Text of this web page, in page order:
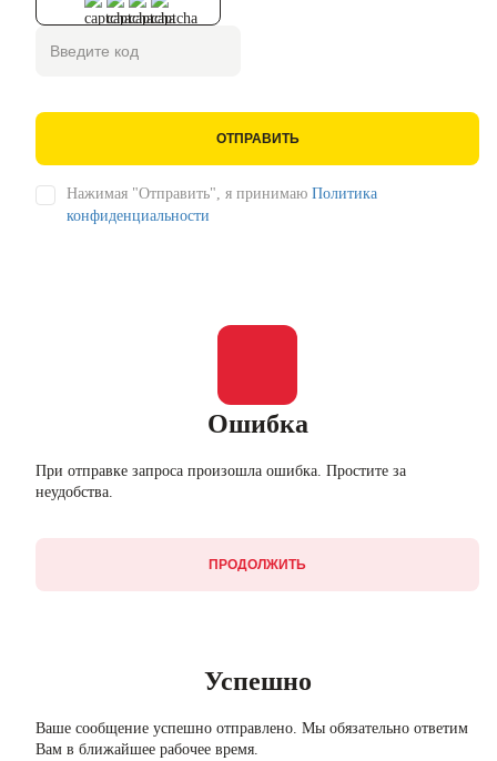
ОТПРАВИТЬ
Нажимая "Отправить", я принимаю Политика
конфиденциальности
Ошибка
При отправке запроса произошла ошибка. Простите за
неудобства.
ПРОДОЛЖИТЬ
Успешно
Ваше сообщение успешно отправлено. Мы обязательно ответим
Вам в ближайшее рабочее время.